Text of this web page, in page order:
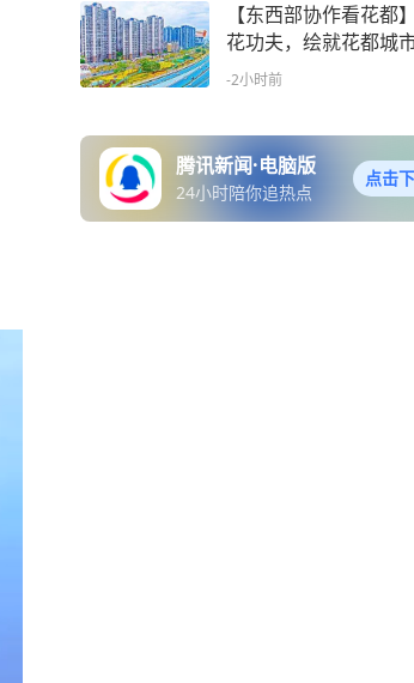
【东西部协作看花都
花功夫，绘就花都城
新图景
-2小时前
腾讯新闻·电脑版
24小时陪你追热点
点击